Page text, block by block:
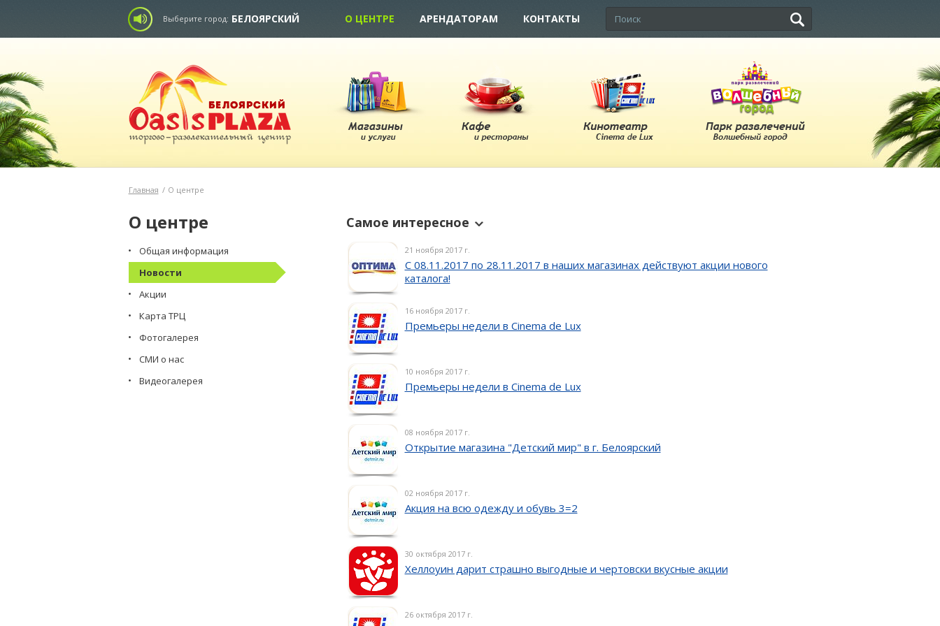
Выберите город: БЕЛОЯРСКИЙ О ЦЕНТРЕ АРЕНДАТОРАМ КОНТАКТЫ
Главная / О центре
О центре
Общая информация
Новости
Акции
Карта ТРЦ
Фотогалерея
СМИ о нас
Видеогалерея
Самое интересное
21 ноября 2017 г.
С 08.11.2017 по 28.11.2017 в наших магазинах действуют акции нового
каталога!
16 ноября 2017 г.
Премьеры недели в Cinema de Lux
10 ноября 2017 г.
Премьеры недели в Cinema de Lux
08 ноября 2017 г.
Открытие магазина "Детский мир" в г. Белоярский
02 ноября 2017 г.
Акция на всю одежду и обувь 3=2
30 октября 2017 г.
Хеллоуин дарит страшно выгодные и чертовски вкусные акции
26 октября 2017 г.